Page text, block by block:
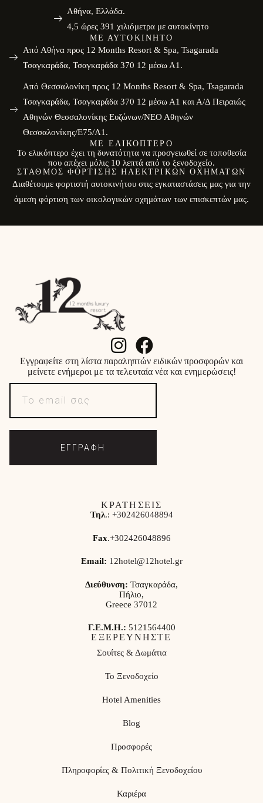
Αθήνα, Ελλάδα.
4,5 ώρες 391 χιλιόμετρα με αυτοκίνητο
ΜΕ ΑΥΤΟΚΊΝΗΤΟ
Από Αθήνα προς 12 Months Resort & Spa, Tsagarada
Τσαγκαράδα, Τσαγκαράδα 370 12 μέσω Α1.
Από Θεσσαλονίκη προς 12 Months Resort & Spa, Tsagarada
Τσαγκαράδα, Τσαγκαράδα 370 12 μέσω Α1 και Α/Δ Πειραιώς
Αθηνών Θεσσαλονίκης Ευζώνων/ΝΕΟ Αθηνών
Θεσσαλονίκης/E75/Α1.
ΜΕ ΕΛΙΚΌΠΤΕΡΟ
Το ελικόπτερο έχει τη δυνατότητα να προσγειωθεί σε τοποθεσία
που απέχει μόλις 10 λεπτά από το ξενοδοχείο.
ΣΤΑΘΜΌΣ ΦΌΡΤΙΣΗΣ ΗΛΕΚΤΡΙΚΏΝ ΟΧΗΜΆΤΩΝ
Διαθέτουμε φορτιστή αυτοκινήτου στις εγκαταστάσεις μας για την
άμεση φόρτιση των οικολογικών οχημάτων των επισκεπτών μας.
Εγγραφείτε στη λίστα παραληπτών ειδικών προσφορών και
μείνετε ενήμεροι με τα τελευταία νέα και ενημερώσεις!
ΕΓΓΡΑΦΗ
ΚΡΑΤΗΣΕΙΣ
Τηλ.: +302426048894
Fax.+302426048896
Email: 12hotel@12hotel.gr
Διεύθυνση: Τσαγκαράδα,
Πήλιο,
Greece 37012
Γ.Ε.Μ.Η.: 5121564400
ΕΞΕΡΕΥΝΗΣΤΕ
Σουίτες & Δωμάτια
Το Ξενοδοχείο
Hotel Amenities
Blog
Προσφορές
Πληροφορίες & Πολιτική Ξενοδοχείου
Καριέρα